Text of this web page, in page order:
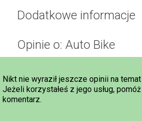
Dodatkowe informacje
Opinie o: Auto Bike
Nikt nie wyraził jeszcze opinii na
Jeżeli korzystałeś z jego usług,
komentarz.